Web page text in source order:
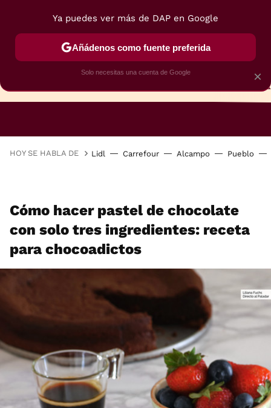
HOY SE HABLA DE Lidl Carrefour Alcampo Pueblo
Cómo hacer pastel de chocolate
con solo tres ingredientes: receta
para chocoadictos
×
Ya puedes ver más de DAP en Google
Añádenos como fuente preferida
Solo necesitas una cuenta de Google